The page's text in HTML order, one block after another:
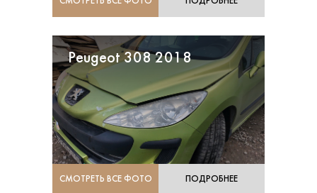
Peugeot 308 2018
СМОТРЕТЬ ВСЕ ФОТО ПОДРОБНЕЕ